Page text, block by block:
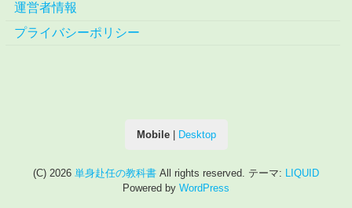
運営者情報
プライバシーポリシー
Mobile| Desktop
(C) 2026 単身赴任の教科書 All rights reserved. テーマ:
LIQUID
Powered by WordPress